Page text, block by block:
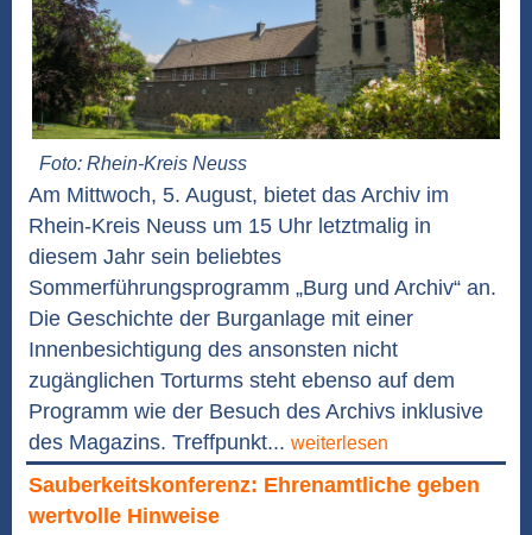
Foto: Rhein-Kreis Neuss
Am Mittwoch, 5. August, bietet das Archiv im
Rhein-Kreis Neuss um 15 Uhr letztmalig in
diesem Jahr sein beliebtes
Sommerführungsprogramm „Burg und Archiv“ an.
Die Geschichte der Burganlage mit einer
Innenbesichtigung des ansonsten nicht
zugänglichen Torturms steht ebenso auf dem
Programm wie der Besuch des Archivs inklusive
des Magazins. Treffpunkt... weiterlesen
Sauberkeitskonferenz: Ehrenamtliche geben
wertvolle Hinweise